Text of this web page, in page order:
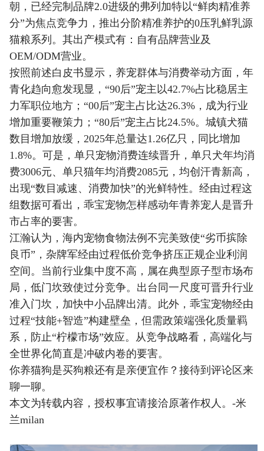
朝，已经完制品牌2.0进级的弗列加特以“鲜肉精准养
分”为焦点竞争力，推出分阶精准养护的0压乳鲜乳源
猫粮系列。其出产模式有：自有品牌营业及
OEM/ODM营业。
按照前述白皮书显示，养宠群体与消费举动方面，年
青化趋向愈发现显，“90后”宠主以42.7%占比稳居主
力军职位地方；“00后”宠主占比达26.3%，成为行业
增加重要鞭策力；“80后”宠主占比24.5%。城镇犬猫
数目增加放缓，2025年总量达1.26亿只，同比增加
1.8%。可是，单只宠物消费连续晋升，单只犬年均消
费3006元、单只猫年均消费2085元，均创汗青新高，
出现“数目减速、消费加快”的光鲜特性。经由过程这
组数据可看出，乖宝宠物怎样感动年青养宠人是晋升
市占率的要害。
江瀚认为，海内宠物食物法例不完美致使“劣币摈除
良币”，杂牌军经由过程低价竞争挤压正规企业利润
空间。当前行业集中度不高，属在典型原子型市场布
局，低门坎致使过分竞争。出台同一尺度可晋升行业
准入门坎，加快中小品牌出清。此外，乖宝宠物经由
过程“技能+智造”构建壁垒，但需政策端强化质量羁
系，防止“柠檬市场”效应。从竞争战略看，高端化与
全世界化简直是冲破内卷的要害。
你养猫狗是买狗粮还有是亲便宜作？接待到评论区来
聊一聊。
本文为转载内容，授权事宜请接洽原著作权人。-米
兰milan